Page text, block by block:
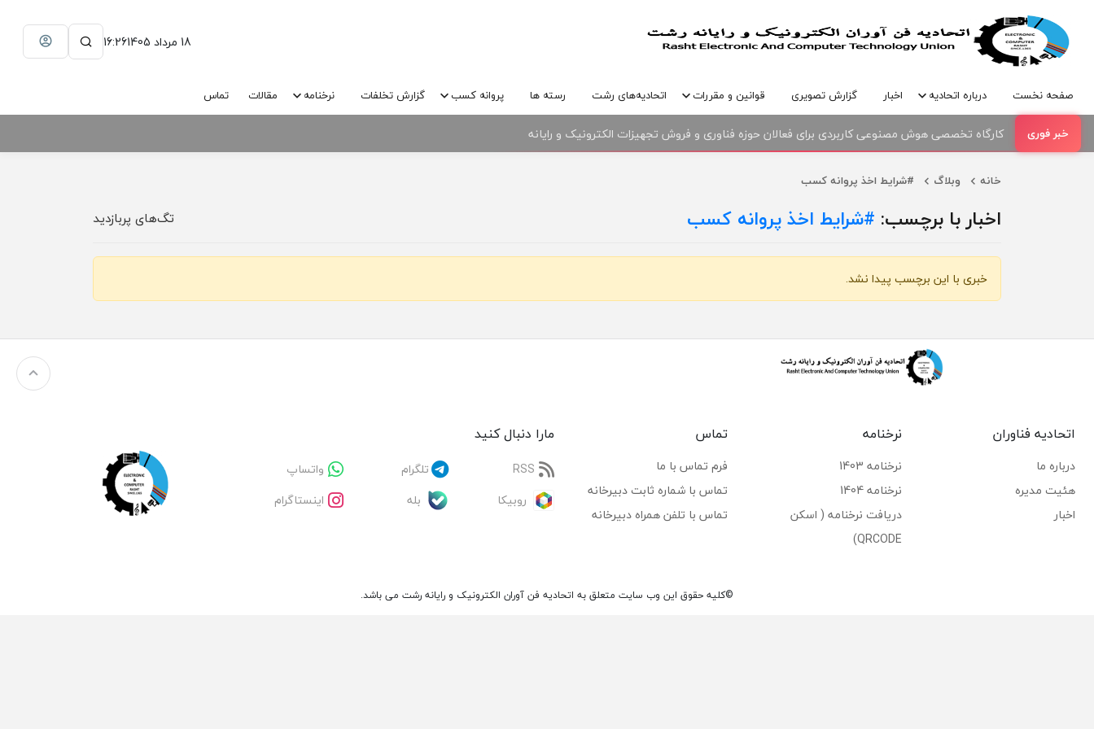
16:26 18 مرداد 1405
صفحه نخست درباره اتحادیه اخبار گزارش تصویری قوانین و مقررات اتحادیه‌های رشت رسته ها پروانه کسب گزارش تخلفات نرخنامه مقالات تماس
کارگاه تخصصی هوش مصنوعی کاربردی برای فعالان حوزه فناوری و فروش تجهیزات الکترونیک و رایانه
خانه وبلاگ #شرایط اخذ پروانه کسب
اخبار با برچسب: شرایط اخذ پروانه کسب# تگ‌های پربازدید
خبری با این برچسب پیدا نشد.
اتحادیه فناوران
درباره ما
هئیت مدیره
اخبار
نرخنامه
نرخنامه 1403
نرخنامه 1404
دریافت نرخنامه ( اسکن
QRCODE)
تماس
فرم تماس با ما
تماس با شماره ثابت دبیرخانه
تماس با تلفن همراه دبیرخانه
مارا دنبال کنید
RSS تلگرام
واتساپ
روبیکا
بله اینستاگرام
©کلیه حقوق این وب سایت متعلق به اتحادیه فن آوران الکترونیک و رایانه رشت می باشد.